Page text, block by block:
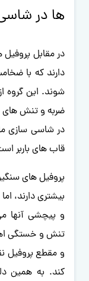
ها در
در مقابل
دارند که با
شوند. این گروه
ضربه و تنش های
در شاسی سازی
قاب های باربر
پروفیل های
بیشتری دارند،
و پیچشی آنها
تنش و خستگی
و مقطع پروفیل
کند. به همین